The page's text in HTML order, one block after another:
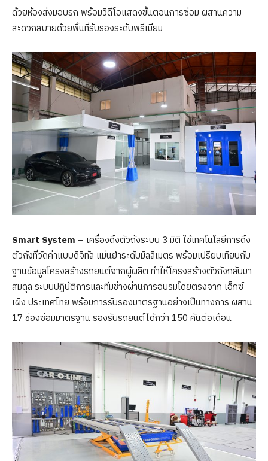
ด้วยห้องส่งมอบรถ พร้อมวิดีโอแสดงขั้นตอนการซ่อม ผสานความ
สะดวกสบายด้วยพื้นที่รับรองระดับพรีเมียม
Smart System – เครื่องดึงตัวถังระบบ 3 มิติ ใช้เทคโนโลยีการดึง
ตัวถังที่วัดค่าแบบดิจิทัล แม่นยำระดับมิลลิเมตร พร้อมเปรียบเทียบกับ
ฐานข้อมูลโครงสร้างรถยนต์จากผู้ผลิต ทำให้โครงสร้างตัวถังกลับมา
สมดุล ระบบปฏิบัติการและทีมช่างผ่านการอบรมโดยตรงจาก เอ็กซ์
เผิง ประเทศไทย พร้อมการรับรองมาตรฐานอย่างเป็นทางการ ผสาน
17 ช่องซ่อมมาตรฐาน รองรับรถยนต์ได้กว่า 150 คันต่อเดือน